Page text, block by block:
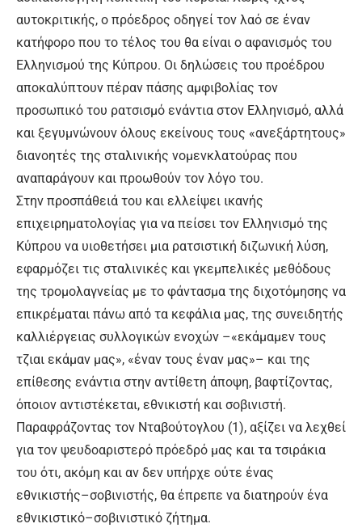
αυτοκριτικής, ο πρόεδρος οδηγεί τον λαό σε έναν
κατήφορο που το τέλος του θα είναι ο αφανισμός του
Ελληνισμού της Κύπρου. Οι δηλώσεις του προέδρου
αποκαλύπτουν πέραν πάσης αμφιβολίας τον
προσωπικό του ρατσισμό ενάντια στον Ελληνισμό, αλλά
και ξεγυμνώνουν όλους εκείνους τους «ανεξάρτητους»
διανοητές της σταλινικής νομενκλατούρας που
αναπαράγουν και προωθούν τον λόγο του.
Στην προσπάθειά του και ελλείψει ικανής
επιχειρηματολογίας για να πείσει τον Ελληνισμό της
Κύπρου να υιοθετήσει μια ρατσιστική διζωνική λύση,
εφαρμόζει τις σταλινικές και γκεμπελικές μεθόδους
της τρομολαγνείας με το φάντασμα της διχοτόμησης να
επικρέμαται πάνω από τα κεφάλια μας, της συνειδητής
καλλιέργειας συλλογικών ενοχών –«εκάμαμεν τους
τζιαι εκάμαν μας», «έναν τους έναν μας»– και της
επίθεσης ενάντια στην αντίθετη άποψη, βαφτίζοντας,
όποιον αντιστέκεται, εθνικιστή και σοβινιστή.
Παραφράζοντας τον Νταβούτογλου (1), αξίζει να λεχθεί
για τον ψευδοαριστερό πρόεδρό μας και τα τσιράκια
του ότι, ακόμη και αν δεν υπήρχε ούτε ένας
εθνικιστής–σοβινιστής, θα έπρεπε να διατηρούν ένα
εθνικιστικό–σοβινιστικό ζήτημα.